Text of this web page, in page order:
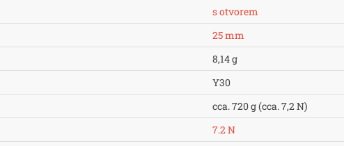
s otvorem
25 mm
8,14 g
Y30
cca. 720 g (cca. 7,2 N)
7.2 N